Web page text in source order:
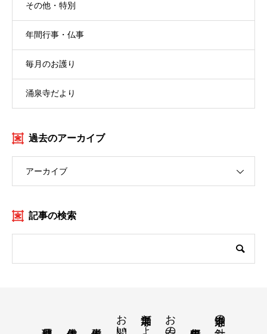
その他・特別
年間行事・仏事
毎月のお護り
涌泉寺だより
過去のアーカイブ
アーカイブ
記事の検索
涌泉寺の方針
お寺の紹介
涌泉寺だより・月案内